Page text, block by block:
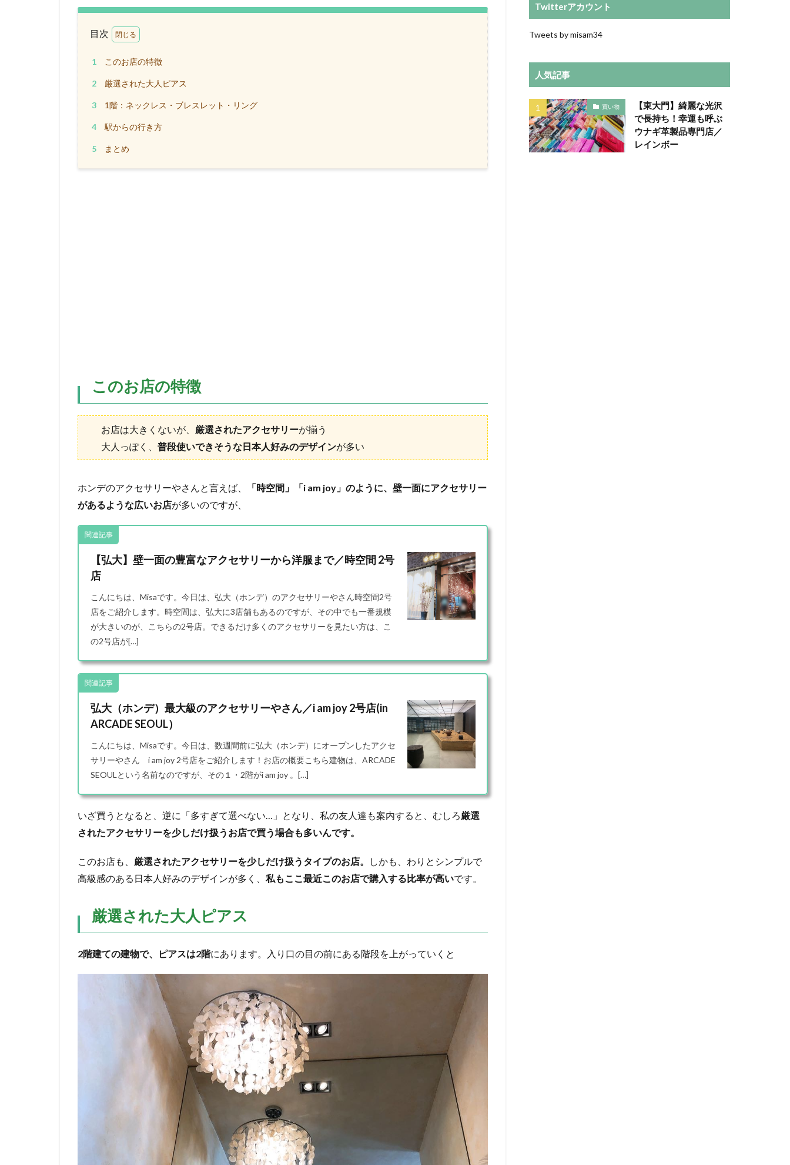
目次
1 このお店の特徴
2 厳選された大人ピアス
3 1階：ネックレス・ブレスレット・リング
4 駅からの行き方
5 まとめ
このお店の特徴
お店は大きくないが、 厳選されたアクセサリーが揃う
大人っぽく、 普段使いできそうな日本人好みのデザインが多い
ホンデのアクセサリーやさんと言えば、
「時空間」「i am joy」のように、壁一面にアクセサリー
があるような広いお店が多いのですが、
関連記事
【弘大】壁一面の豊富なアクセサリーから洋服まで／時空間 2号
店
こんにちは、Misaです。今日は、弘大（ホンデ）のアクセサリーやさん時空間2号
店をご紹介します。時空間は、弘大に3店舗もあるのですが、その中でも一番規模
が大きいのが、こちらの2号店。できるだけ多くのアクセサリーを見たい方は、こ
の2号店が[…]
関連記事
弘大（ホンデ）最大級のアクセサリーやさん／i am joy 2号店(in
ARCADE SEOUL）
こんにちは、Misaです。今日は、数週間前に弘大（ホンデ）にオープンしたアクセ
サリーやさん i am joy 2号店をご紹介します！お店の概要こちら建物は、ARCADE
SEOULという名前なのですが、その１・2階がi am joy 。[…]
いざ買うとなると、逆に「多すぎて選べない…」となり、私の友人達も案内すると、むしろ厳選
されたアクセサリーを少しだけ扱うお店で買う場合も多いんです。
このお店も、 厳選されたアクセサリーを少しだけ扱うタイプのお店。
しかも、わりとシンプルで
高級感のある日本人好みのデザインが多く、 私もここ最近このお店で購入する比率が高いです。
厳選された大人ピアス
2階建ての建物で、ピアスは2階にあります。入り口の目の前にある階段を上がっていくと
Twitterアカウント
Tweets by misam34
人気記事
買い物
【東大門】綺麗な光沢
で長持ち！幸運も呼ぶ
ウナギ革製品専門店／
レインボー